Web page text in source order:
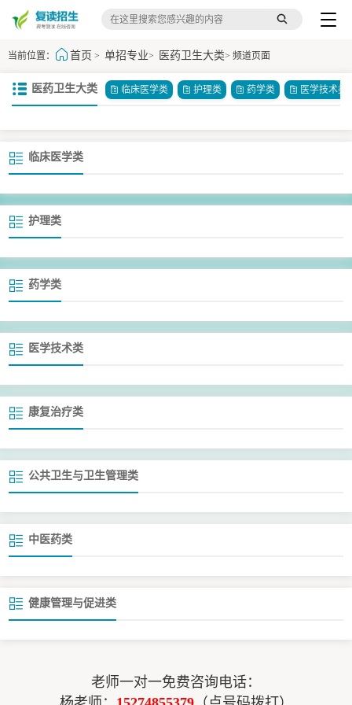
当前位置： 首页 > 单招专业> 医药卫生大类> 频道页面
医药卫生大类 临床医学类 护理类 药学类 医学技术类
临床医学类
护理类
药学类
医学技术类
康复治疗类
公共卫生与卫生管理类
中医药类
健康管理与促进类
老师一对一免费咨询电话：